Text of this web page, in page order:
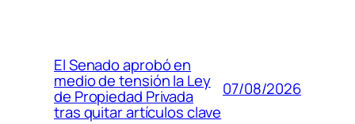
El Senado aprobó en
medio de tensión la Ley
de Propiedad Privada
tras quitar artículos clave
07/08/2026